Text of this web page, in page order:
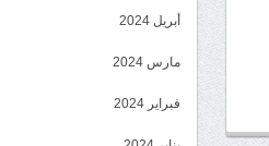
أبريل 2024
مارس 2024
فبراير 2024